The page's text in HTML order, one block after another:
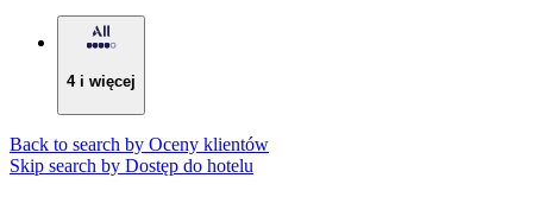
4 i więcej
Back to search by Oceny klientów
Skip search by Dostęp do hotelu